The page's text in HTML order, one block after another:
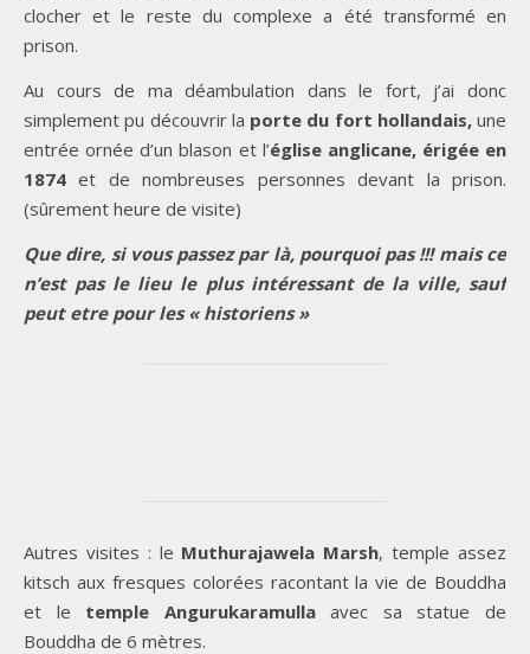
clocher et le reste du complexe a été transformé en
prison.
Au cours de ma déambulation dans le fort, j’ai donc
simplement pu découvrir la porte du fort hollandais,une
entrée ornée d’un blason et l’église anglicane, érigée en
1874 et de nombreuses personnes devant la prison.
(sûrement heure de visite)
Que dire, si vous passez par là, pourquoi pas !!! mais ce
n’est pas le lieu le plus intéressant de la ville, sauf
peut etre pour les « historiens »
Autres visites : le Muthurajawela Marsh, temple assez
kitsch aux fresques colorées racontant la vie de Bouddha
et le temple Angurukaramullaavec sa statue de
Bouddha de 6 mètres.